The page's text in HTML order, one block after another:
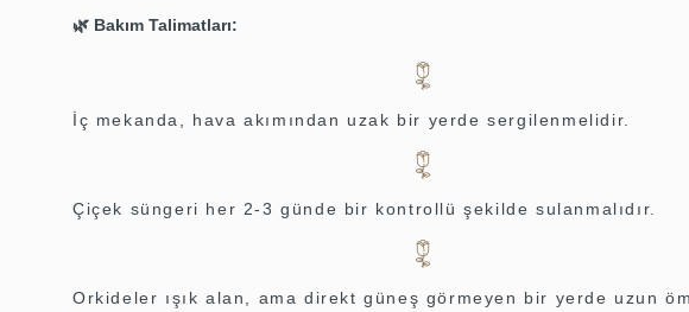
🌿 Bakım Talimatları:
İç mekanda, hava akımından uzak bir yerde sergilenmelidir.
Çiçek süngeri her 2-3 günde bir kontrollü şekilde sulanmalıdır.
Orkideler ışık alan, ama direkt güneş görmeyen bir yerde uzun